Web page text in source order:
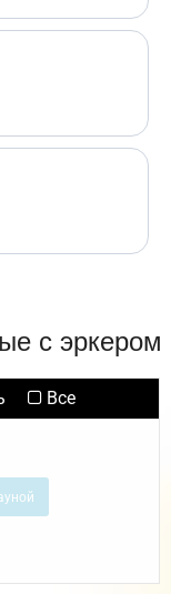
с эркером
Все